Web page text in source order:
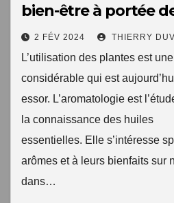
bien-être à portée
2 FÉV 2024 THIERRY
L’utilisation des plantes est
considérable qui est
essor. L’aromatologie est
la connaissance des huiles
essentielles. Elle s’intéresse
arômes et à leurs bienfaits sur
dans…
TopEquilibre.fr pour vous envoyer
des offres commerciales